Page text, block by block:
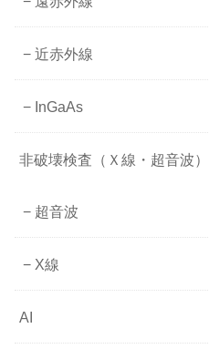
近赤外線
InGaAs
非破壊検査（Ｘ線・超音波）
超音波
X線
AI